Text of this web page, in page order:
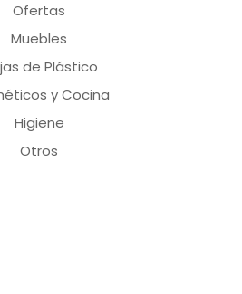
Ofertas
Muebles
de Plástico
y Cocina
Higiene
Otros